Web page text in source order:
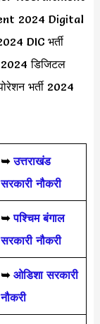
2024 Digital
DIC भर्ती
2024 डिजिटल
भर्ती 2024
➥ उत्तराखंड
सरकारी नौकरी
➥ पश्चिम बंगाल
सरकारी नौकरी
➥ ओडिशा सरकारी
नौकरी